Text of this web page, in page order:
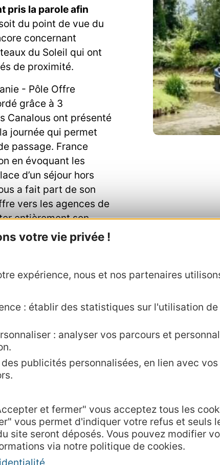
votre vie privée !
expérience, nous et nos partenaires
: établir des statistiques sur l'utilisation
: analyser vos parcours et
publicités personnalisées, en lien avec
et fermer" vous acceptez tous les
vous permet d'indiquer votre refus et seuls
site seront déposés. Vous pouvez modifier
via notre politique de cookies.
pris la parole afin
du point de vue du
concernant
du Soleil qui ont
de proximité.
- Pôle Offre
grâce à 3
Canalous ont présenté
journée qui permet
passage. France
en évoquant les
d’un séjour hors
a fait part de son
vers les agences de
entièrement son
des rendez-vous
acteurs de la filière ont été réalisés en
et du Thermalisme de la région Occitanie,
».
accédez à la salle de presse du
Agence
Presse et